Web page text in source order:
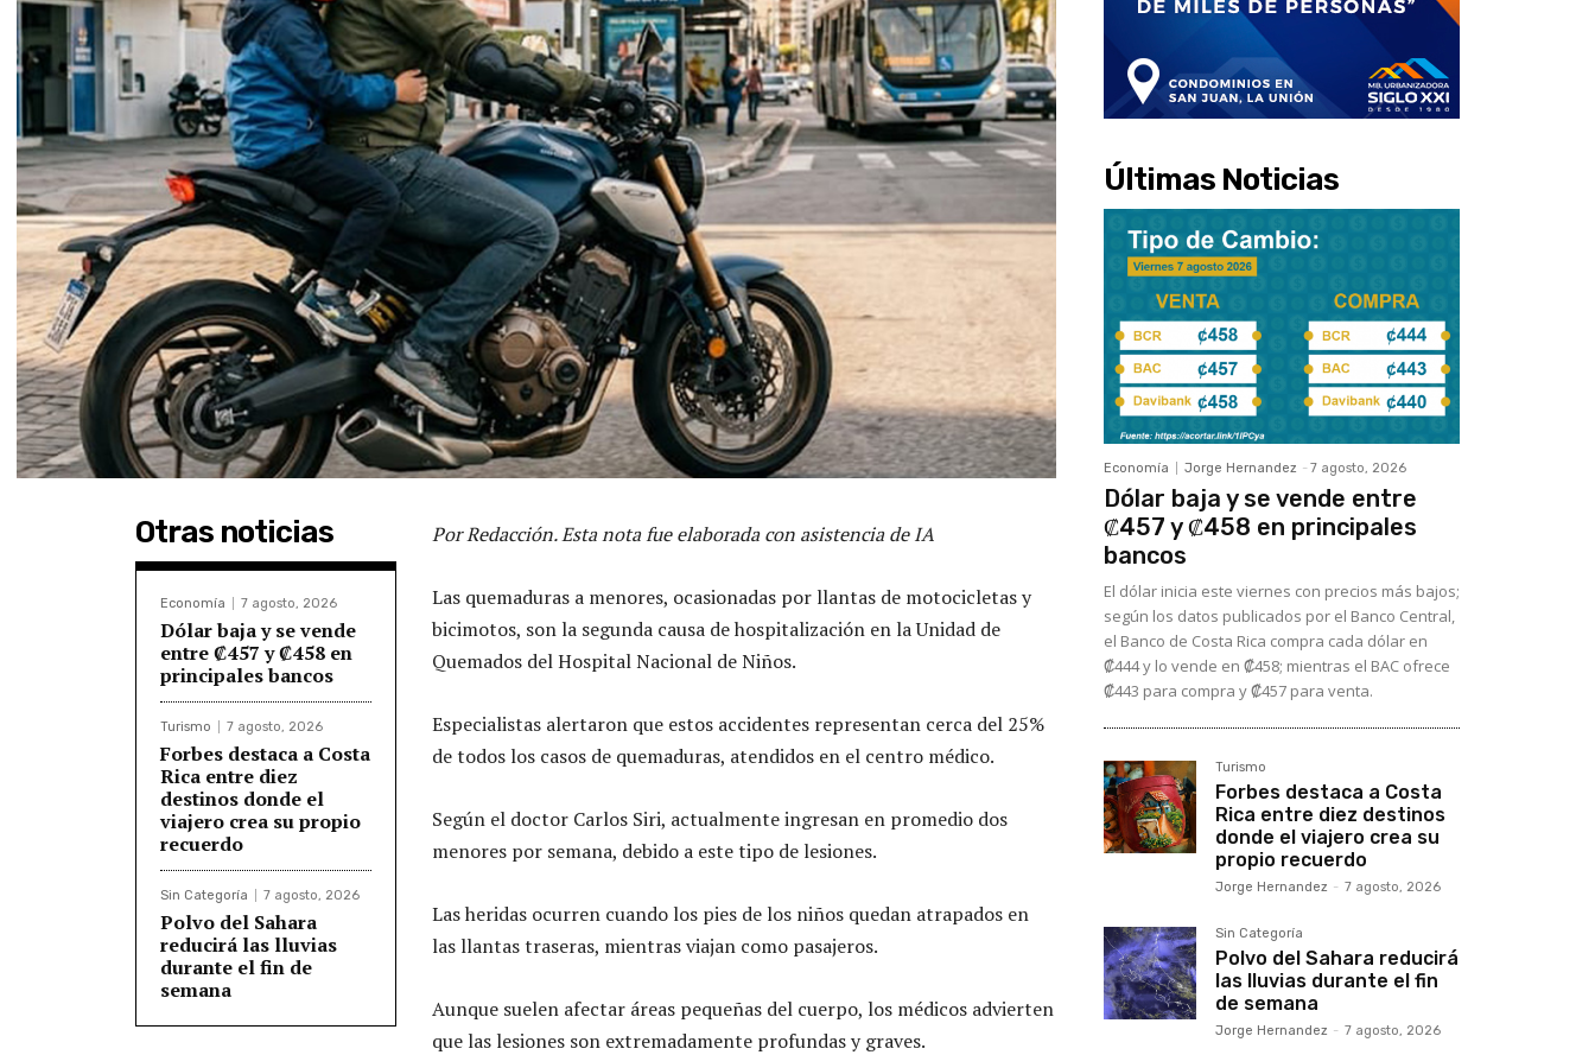
Otras noticias
Economía 7 agosto, 2026
Dólar baja y se vende
entre ₡457 y ₡458 en
principales bancos
Turismo 7 agosto, 2026
Forbes destaca a Costa
Rica entre diez
destinos donde el
viajero crea su propio
recuerdo
Sin Categoría 7 agosto, 2026
Polvo del Sahara
reducirá las lluvias
durante el fin de
semana
Por Redacción. Esta nota fue elaborada con asistencia de IA
Las quemaduras a menores, ocasionadas por llantas de motocicletas y
bicimotos, son la segunda causa de hospitalización en la Unidad de
Quemados del Hospital Nacional de Niños.
Especialistas alertaron que estos accidentes representan cerca del 25%
de todos los casos de quemaduras, atendidos en el centro médico.
Según el doctor Carlos Siri, actualmente ingresan en promedio dos
menores por semana, debido a este tipo de lesiones.
Las heridas ocurren cuando los pies de los niños quedan atrapados en
las llantas traseras, mientras viajan como pasajeros.
Aunque suelen afectar áreas pequeñas del cuerpo, los médicos advierten
que las lesiones son extremadamente profundas y graves.
Últimas Noticias
Economía Jorge Hernandez - 7 agosto, 2026
Dólar baja y se vende entre
₡457 y ₡458 en principales
bancos
El dólar inicia este viernes con precios más bajos;
según los datos publicados por el Banco Central,
el Banco de Costa Rica compra cada dólar en
₡444 y lo vende en ₡458; mientras el BAC ofrece
₡443 para compra y ₡457 para venta.
Turismo
Forbes destaca a Costa
Rica entre diez destinos
donde el viajero crea su
propio recuerdo
Jorge Hernandez - 7 agosto, 2026
Sin Categoría
Polvo del Sahara reducirá
las lluvias durante el fin
de semana
Jorge Hernandez - 7 agosto, 2026